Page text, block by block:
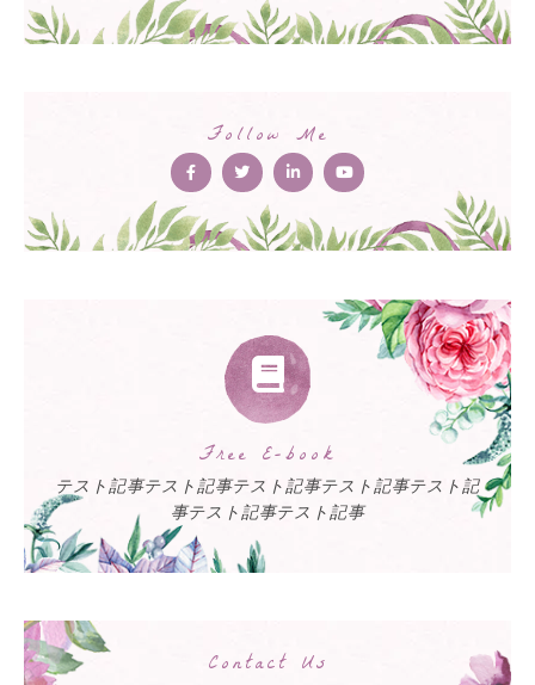
Follow Me
Free E-book
テスト記事テスト記事テスト記事テスト記事テスト記
事テスト記事テスト記事
Contact Us